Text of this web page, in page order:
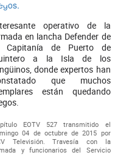
operativo de la
en lancha Defender de
Capitanía de Puerto de
a la Isla de los
donde expertos han
que muchos
están quedando
EOTV 527 transmitido el
04 de octubre de 2015 por
Televisión. Travesía con la
y funcionarios del Servicio